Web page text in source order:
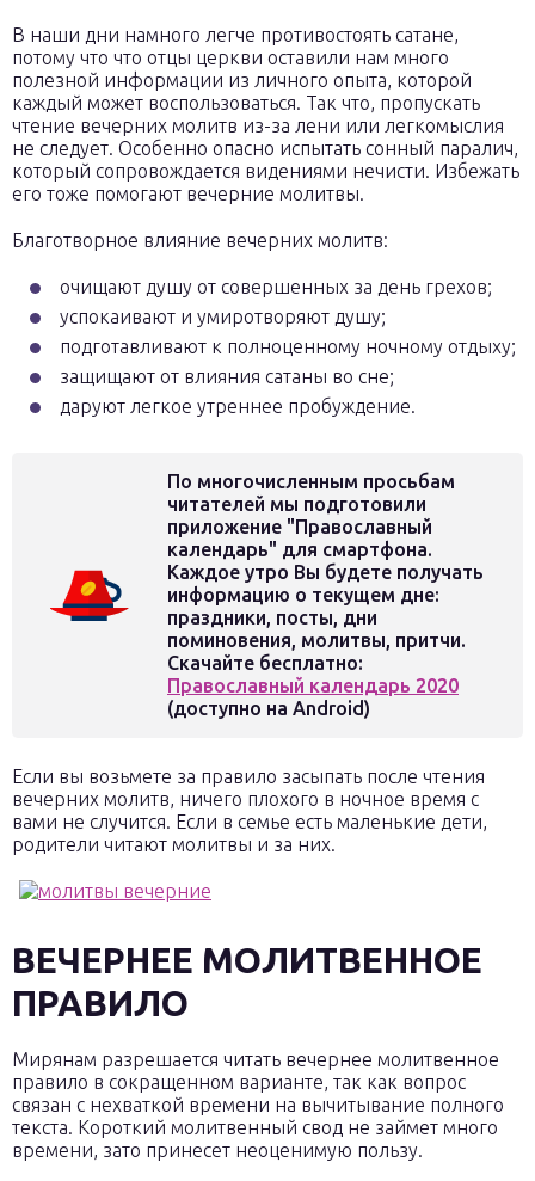
В наши дни намного легче противостоять сатане,
потому что что отцы церкви оставили нам много
полезной информации из личного опыта, которой
каждый может воспользоваться. Так что, пропускать
чтение вечерних молитв из-за лени или легкомыслия
не следует. Особенно опасно испытать сонный паралич,
который сопровождается видениями нечисти. Избежать
его тоже помогают вечерние молитвы.
Благотворное влияние вечерних молитв:
очищают душу от совершенных за день грехов;
успокаивают и умиротворяют душу;
подготавливают к полноценному ночному отдыху;
защищают от влияния сатаны во сне;
даруют легкое утреннее пробуждение.
По многочисленным просьбам
читателей мы подготовили
приложение "Православный
календарь" для смартфона.
Каждое утро Вы будете получать
информацию о текущем дне:
праздники, посты, дни
поминовения, молитвы, притчи.
Скачайте бесплатно:
Православный календарь 2020
(доступно на Android)
Если вы возьмете за правило засыпать после чтения
вечерних молитв, ничего плохого в ночное время с
вами не случится. Если в семье есть маленькие дети,
родители читают молитвы и за них.
ВЕЧЕРНЕЕ МОЛИТВЕННОЕ
ПРАВИЛО
Мирянам разрешается читать вечернее молитвенное
правило в сокращенном варианте, так как вопрос
связан с нехваткой времени на вычитывание полного
текста. Короткий молитвенный свод не займет много
времени, зато принесет неоценимую пользу.